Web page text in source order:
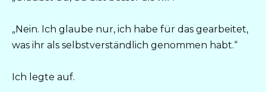
„Nein. Ich glaube nur, ich habe für das gearbeitet,
was ihr als selbstverständlich genommen habt.“
Ich legte auf.